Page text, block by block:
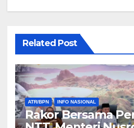
Related Post
ATR/BPN INFO NASIONAL
Rakor Bersama